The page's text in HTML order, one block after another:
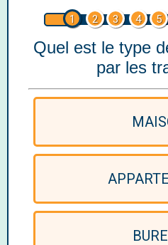
1 2 3 4 5
Quel est le type
par les